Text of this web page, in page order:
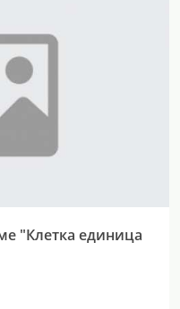
"Клетка единица